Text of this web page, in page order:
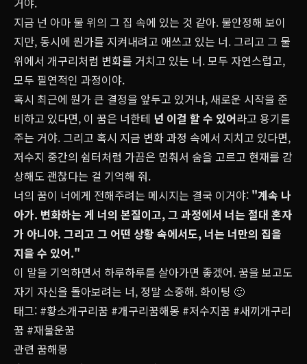
지금 넌 아마 물 위의 그 집 속에 있는 것 같아. 불안정해 보이
지만, 동시에 뭔가를 지켜내려고 애쓰고 있는 너. 그리고 그 물
위에서 개구리처럼 변화를 거치고 있는 너. 모두 자연스럽고,
모두 필연적인 과정이야.
혹시 최근에 뭔가 큰 결정을 앞두고 있거나, 새로운 시작을 준
비하고 있다면, 이 꿈은 너한테 넌 이걸 할 수 있어라고 용기를
주는 거야. 그리고 혹시 지금 변화 과정 속에서 지치고 있다면,
저수지 중간의 쉼터처럼 가끔은 멈춰서 숨을 고르고 현재를 감
상해도 괜찮다는 걸 기억해 줘.
너의 꿈이 너에게 전해주려는 메시지는 결국 이거야: "계속 나
아가. 변화하는 게 너의 본질이고, 그 과정에서 너는 절대 혼자
가 아니야. 그리고 그 어떤 상황 속에서도, 너는 너만의 집을
지을 수 있어."
이 말을 기억하면서 하루하루를 살아가면 좋겠어. 꿈을 보고도
자기 자신을 돌아보려는 너, 정말 소중해. 화이팅 🙂
태그: #황소개구리꿈 #개구리꿈해몽 #저수지꿈 #새끼개구리
꿈 #재물운꿈
관련 꿈해몽